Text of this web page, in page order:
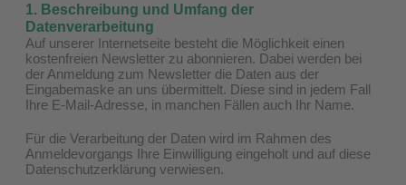
1. Beschreibung und Umfang der
Datenverarbeitung
Auf unserer Internetseite besteht die Möglichkeit einen
kostenfreien Newsletter zu abonnieren. Dabei werden bei
der Anmeldung zum Newsletter die Daten aus der
Eingabemaske an uns übermittelt. Diese sind in jedem Fall
Ihre E-Mail-Adresse, in manchen Fällen auch Ihr Name.
Für die Verarbeitung der Daten wird im Rahmen des
Anmeldevorgangs Ihre Einwilligung eingeholt und auf diese
Datenschutzerklärung verwiesen.